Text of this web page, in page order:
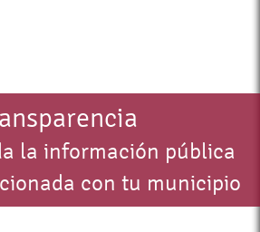
la información pública
con tu municipio